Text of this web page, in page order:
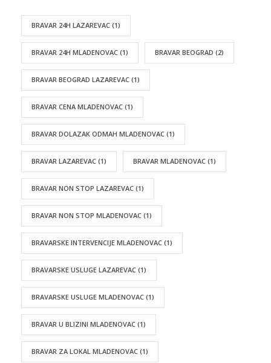
BRAVAR 24H LAZAREVAC (1)
BRAVAR 24H MLADENOVAC (1) BRAVAR BEOGRAD (2)
BRAVAR BEOGRAD LAZAREVAC (1)
BRAVAR CENA MLADENOVAC (1)
BRAVAR DOLAZAK ODMAH MLADENOVAC (1)
BRAVAR LAZAREVAC (1) BRAVAR MLADENOVAC (1)
BRAVAR NON STOP LAZAREVAC (1)
BRAVAR NON STOP MLADENOVAC (1)
BRAVARSKE INTERVENCIJE MLADENOVAC (1)
BRAVARSKE USLUGE LAZAREVAC (1)
BRAVARSKE USLUGE MLADENOVAC (1)
BRAVAR U BLIZINI MLADENOVAC (1)
BRAVAR ZA LOKAL MLADENOVAC (1)